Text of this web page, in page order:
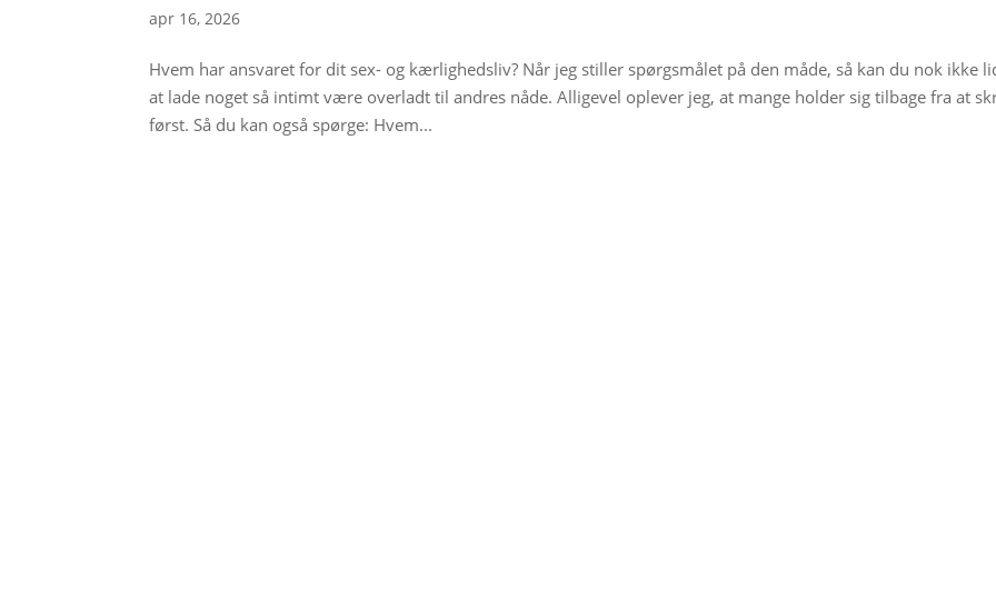
apr 16, 2026
Hvem har ansvaret for dit sex- og kærlighedsliv? Når jeg stiller spørgsmålet på den måde, så kan du nok ikke
at lade noget så intimt være overladt til andres nåde. Alligevel oplever jeg, at mange holder sig tilbage fra at
først. Så du kan også spørge: Hvem...